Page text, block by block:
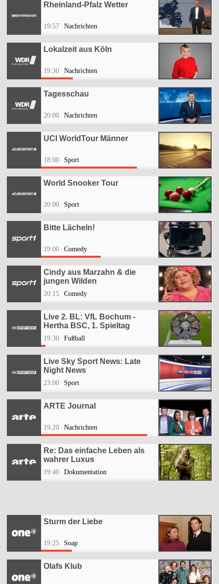
Rheinland-Pfalz Wetter
19:57 Nachrichten
Lokalzeit aus Köln
19:30 Nachrichten
Tagesschau
20:00 Nachrichten
UCI WorldTour Männer
18:00 Sport
World Snooker Tour
20:00 Sport
Bitte Lächeln!
19:00 Comedy
Cindy aus Marzahn & die
jungen Wilden
20:15 Comedy
Live 2. BL: VfL Bochum -
Hertha BSC, 1. Spieltag
19:30 Fußball
Live Sky Sport News: Late
Night News
23:00 Sport
ARTE Journal
19:20 Nachrichten
Re: Das einfache Leben als
wahrer Luxus
19:40 Dokumentation
Sturm der Liebe
19:25 Soap
Olafs Klub